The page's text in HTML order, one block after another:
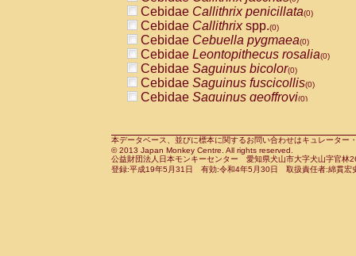
PitheciidaePithecia pithecia(0)
CercopithecidaeCercocebus agilis
CercopithecidaeCercocebus
CercopithecidaeCercocebus
CercopithecidaeCercocebus
CercopithecidaeCercocebus
CercopithecidaeCercocebushybrid
CercopithecidaePapio anubis(0)
CercopithecidaePapio cynocephalus
CercopithecidaePapio hamadryas(0)
Cebidae Callithrix penicillata(0)
Cebidae Callithrixspp.(0)
Cebidae Cebuella pygmaea(0)
Cebidae Leontopithecus rosalia(0)
Cebidae Saguinus bicolor(0)
Cebidae Saguinus fuscicollis(0)
Cebidae Saguinus geoffroyi(0)
CebidaeSaguinus leucopus(0)
CebidaeSaguinus midas(0)
Cebidae Saguinus mystax(0)
本データベース、並びに標本に関するお問い合わせはキュレータ
© 2013 Japan Monkey Centre. All rights reserved.
公益財団法人日本モンキーセンター 愛知県犬山市大字犬山字官
登録:平成19年5月31日 有効:令和4年5月30日 取扱責任者:綿貫宏